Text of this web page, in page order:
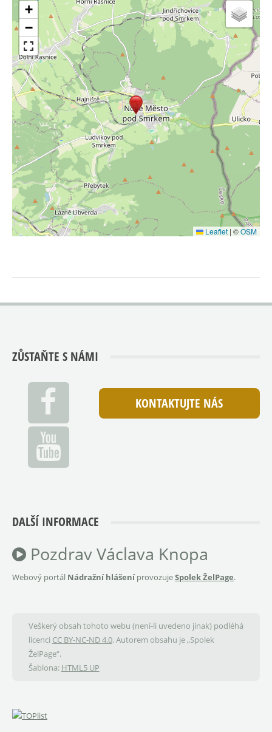
+
−
Leaflet | ©OSM
ZŮSTAŇTE S NÁMI
KONTAKTUJTE NÁS
DALŠÍ INFORMACE
Pozdrav Václava Knopa
Webový portál Nádražní hlášeníprovozujeSpolek ŽelPage.
Veškerý obsah tohoto webu (není-li uvedeno jinak) podléhá
licenci CC BY-NC-ND 4.0. Autorem obsahu je „Spolek
ŽelPage“.
Šablona: HTML5 UP